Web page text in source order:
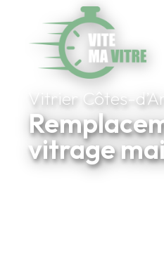
Vitrier Côtes-
vitrage